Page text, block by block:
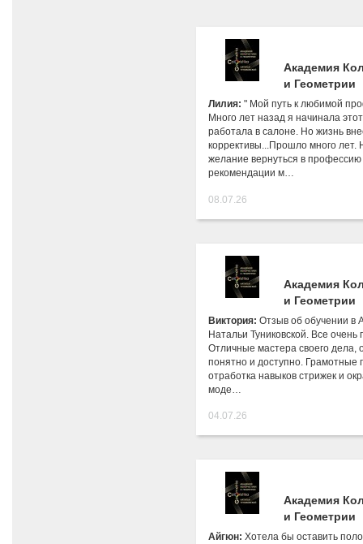
Академия
и Геометрии
Лилия: " Мой путь к любимой
Много лет назад я начинала
работала в салоне. Но жизнь
коррективы...Прошло много лет.
желание вернуться в профессию
рекомендации м…
08.07.26
Академия
и Геометрии
Виктория: Отзыв об обучении в
Натальи Туниковской. Все очень
Отличные мастера своего дела,
понятно и доступно. Грамотные
отработка навыков стрижек и
моде…
04.07.26
Академия
и Геометрии
Айгюн: Хотела бы оставить